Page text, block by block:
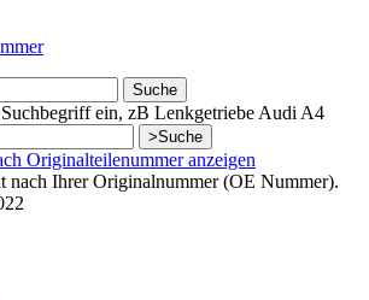
Suche
ein, zB Lenkgetriebe Audi A4
>Suche
Originalteilenummer anzeigen
nach Ihrer Originalnummer (OE Nummer).